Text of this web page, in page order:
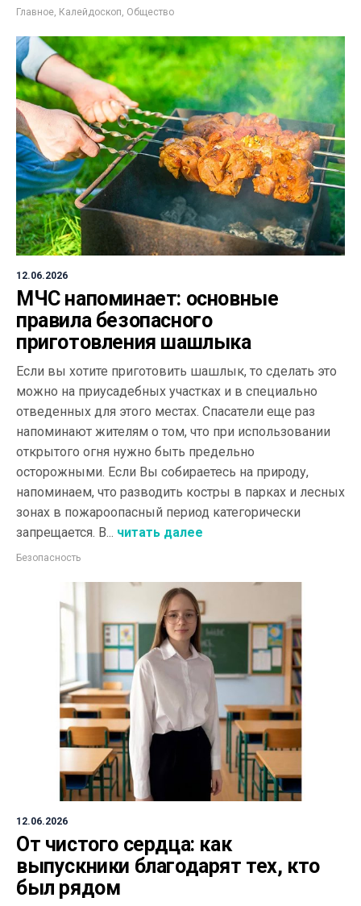
Главное, Калейдоскоп, Общество
12.06.2026
МЧС напоминает: основные
правила безопасного
приготовления шашлыка
Если вы хотите приготовить шашлык, то сделать это
можно на приусадебных участках и в специально
отведенных для этого местах. Спасатели еще раз
напоминают жителям о том, что при использовании
открытого огня нужно быть предельно
осторожными. Если Вы собираетесь на природу,
напоминаем, что разводить костры в парках и лесных
зонах в пожароопасный период категорически
запрещается. В... читать далее
Безопасность
12.06.2026
От чистого сердца: как
выпускники благодарят тех, кто
был рядом